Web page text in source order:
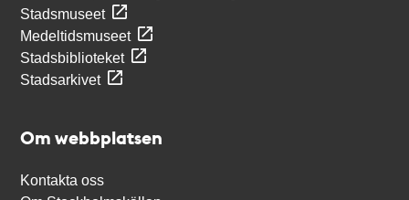
Stadsmuseet
Medeltidsmuseet
Stadsbiblioteket
Stadsarkivet
Om webbplatsen
Kontakta oss